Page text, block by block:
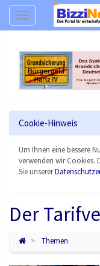
Navigation
Cookie-Hinweis
Um Ihnen eine bessere
verwenden wir Cookies.
Sie unserer
Der
Themen